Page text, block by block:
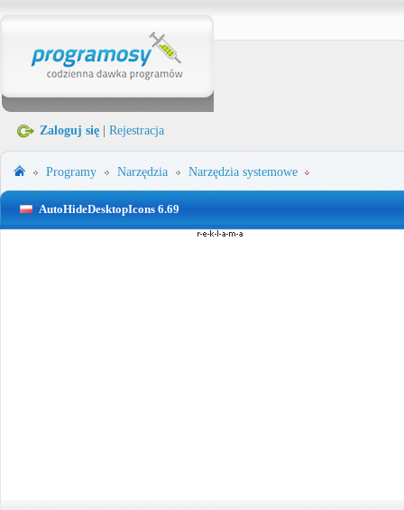
Zaloguj się Rejestracja
Programy Narzędzia Narzędzia systemowe
AutoHideDesktopIcons 6.69